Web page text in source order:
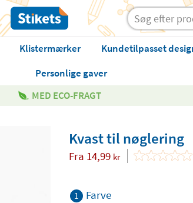
Klistermærker
Kundetilpasset
Personlige gaver
MED ECO-FRAGT
Kvast til nøglering
Fra 14,99 kr
1 Farve